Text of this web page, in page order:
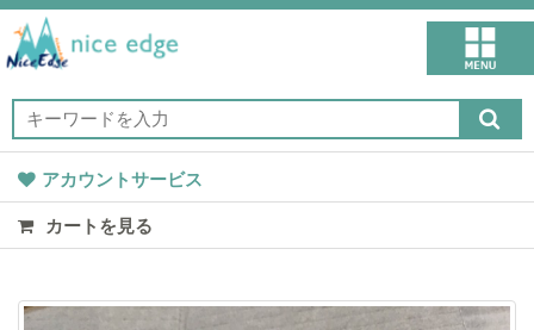
アカウントサービス
カートを見る